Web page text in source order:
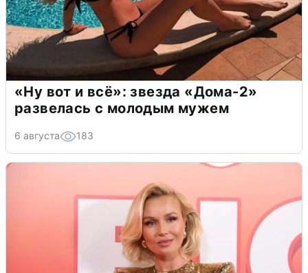
«Ну вот и всё»: звезда «Дома-2»
развелась с молодым мужем
6 августа 183